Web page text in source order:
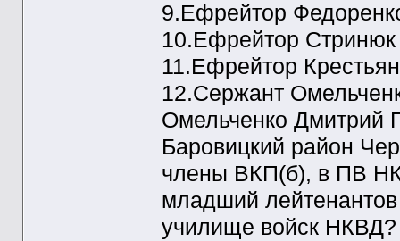
9.Ефрейтор
10.Ефрейтор
11.Ефрейтор
12.Сержант
Омельченко Дмитрий
Баровицкий район
члены ВКП(б), в ПВ
младший
училище войск